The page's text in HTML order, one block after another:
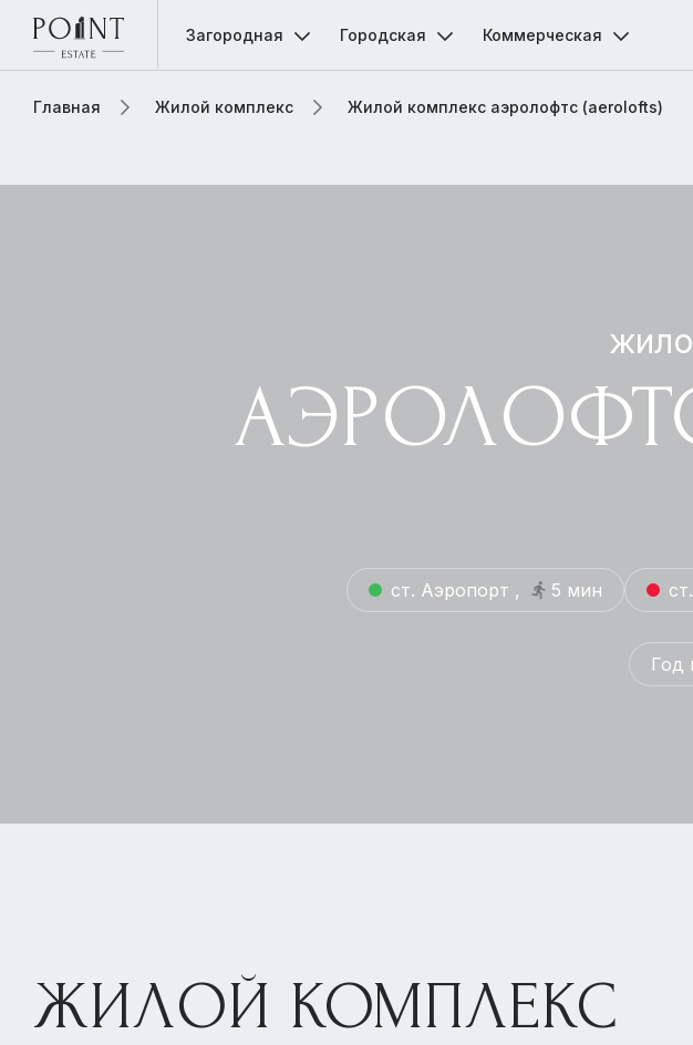
Загородная Городская Коммерческая
Главная Жилой комплекс Жилой комплекс аэролофтс (aerolofts)
АЭРОЛОФТС
ст. Аэропорт , 5 мин
Год
ЖИЛОЙ КОМПЛЕКС